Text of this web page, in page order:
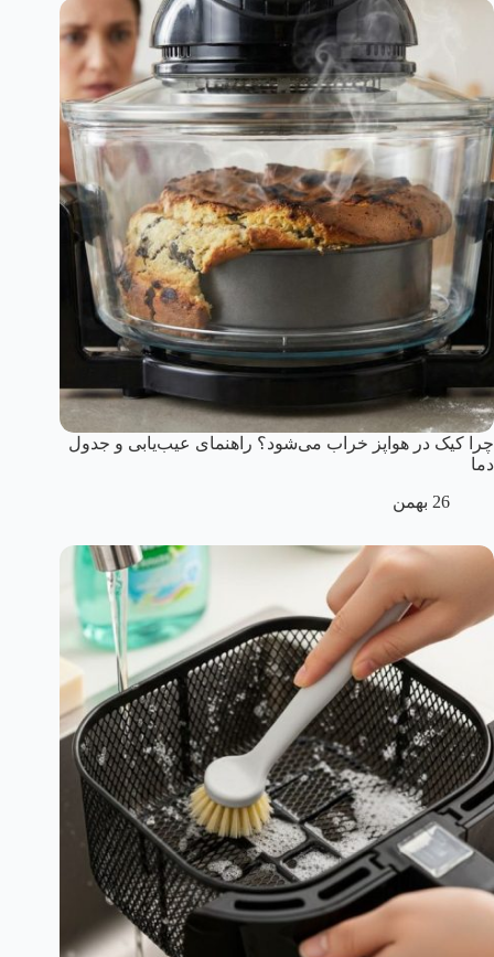
چرا کیک در هواپز خراب می‌شود؟ راهنمای عیب‌یابی و جدول
دما
26 بهمن